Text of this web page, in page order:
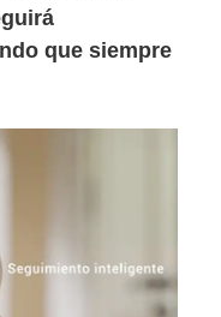
que siempre